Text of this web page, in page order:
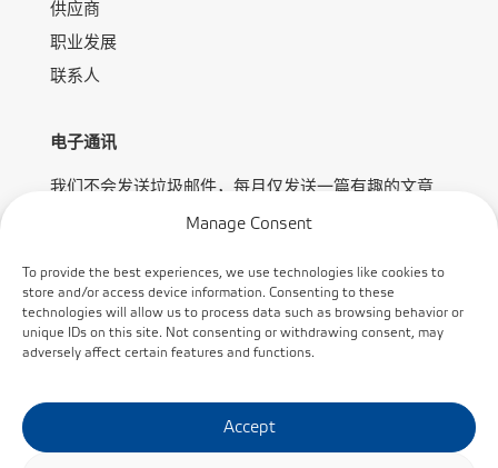
Manage Consent
To provide the best experiences, we use technologies like cookies to
store and/or access device information. Consenting to these
technologies will allow us to process data such as browsing behavior or
unique IDs on this site. Not consenting or withdrawing consent, may
adversely affect certain features and functions.
Accept
供应商
职业发展
联系人
电子通讯
我们不会发送垃圾邮件，每月仅发送一篇有趣的文章
订阅